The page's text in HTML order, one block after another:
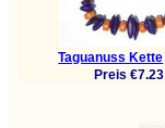
Taguanuss Kette
Preis €7.23